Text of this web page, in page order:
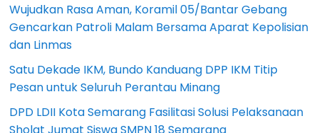
Wujudkan Rasa Aman, Koramil 05/Bantar Gebang
Gencarkan Patroli Malam Bersama Aparat Kepolisian
dan Linmas
Satu Dekade IKM, Bundo Kanduang DPP IKM Titip
Pesan untuk Seluruh Perantau Minang
DPD LDII Kota Semarang Fasilitasi Solusi Pelaksanaan